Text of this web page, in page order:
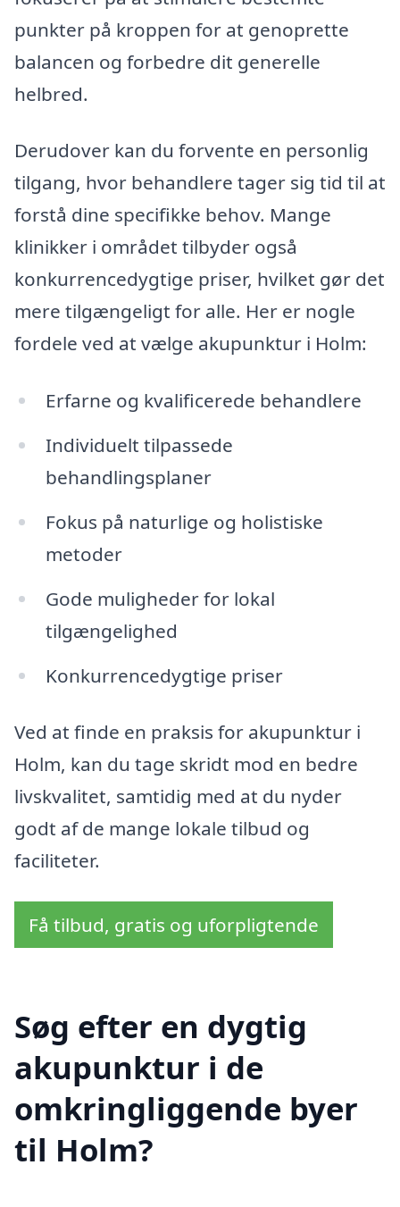
punkter på kroppen for at genoprette
balancen og forbedre dit generelle
helbred.
Derudover kan du forvente en personlig
tilgang, hvor behandlere tager sig tid til at
forstå dine specifikke behov. Mange
klinikker i området tilbyder også
konkurrencedygtige priser, hvilket gør det
mere tilgængeligt for alle. Her er nogle
fordele ved at vælge akupunktur i Holm:
Erfarne og kvalificerede behandlere
Individuelt tilpassede
behandlingsplaner
Fokus på naturlige og holistiske
metoder
Gode muligheder for lokal
tilgængelighed
Konkurrencedygtige priser
Ved at finde en praksis for akupunktur i
Holm, kan du tage skridt mod en bedre
livskvalitet, samtidig med at du nyder
godt af de mange lokale tilbud og
faciliteter.
Få tilbud, gratis og uforpligtende
Søg efter en dygtig
akupunktur i de
omkringliggende byer
til Holm?